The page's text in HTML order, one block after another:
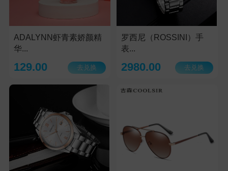
ADALYNN虾青素娇颜精
华...
129.00 去兑换
罗西尼（ROSSINI）手
表...
2980.00 去兑换